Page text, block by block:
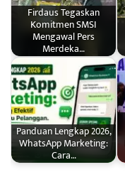
Firdaus Tegaskan
Komitmen SMSI
Mengawal Pers
Merdeka…
Panduan Lengkap 2026,
WhatsApp Marketing:
Cara…